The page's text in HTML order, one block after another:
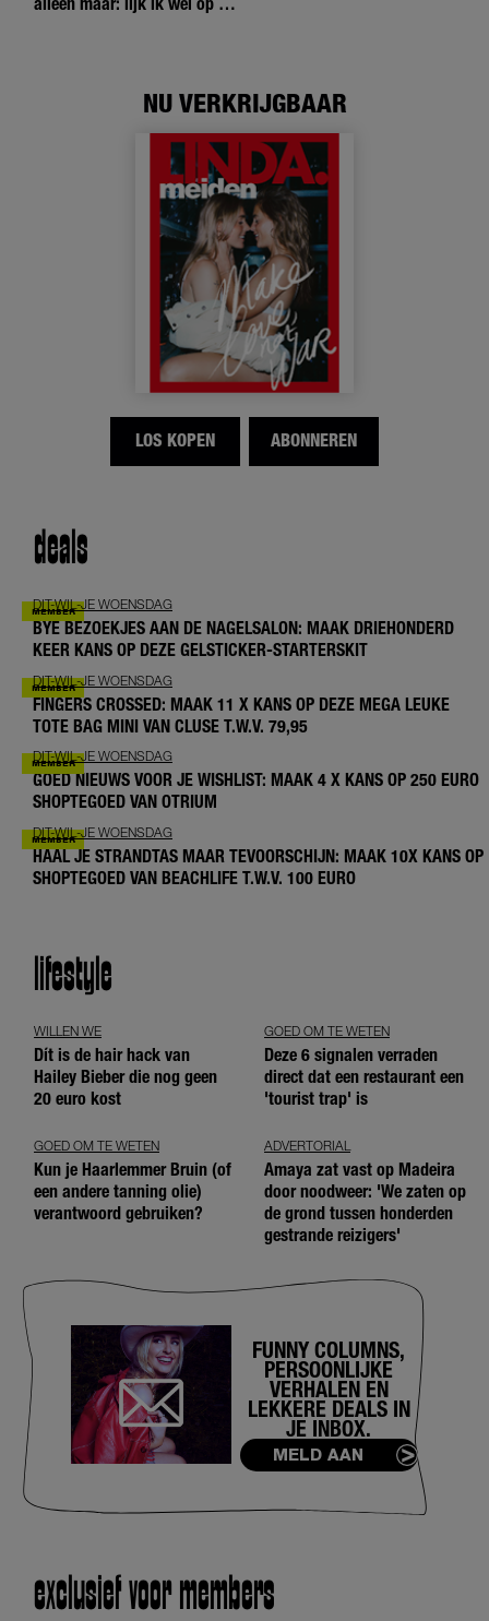
alleen maar: lijk ik wel op de
NU VERKRIJGBAAR
LOS KOPEN ABONNEREN
deals
DIT-WIL-JE WOENSDAG
BYE BEZOEKJES AAN DE NAGELSALON: MAAK DRIEHONDERD
KEER KANS OP DEZE GELSTICKER-STARTERSKIT
DIT-WIL-JE WOENSDAG
FINGERS CROSSED: MAAK 11 X KANS OP DEZE MEGA LEUKE
TOTE BAG MINI VAN CLUSE T.W.V. 79,95
DIT-WIL-JE WOENSDAG
GOED NIEUWS VOOR JE WISHLIST: MAAK 4 X KANS OP 250 EURO
SHOPTEGOED VAN OTRIUM
DIT-WIL-JE WOENSDAG
HAAL JE STRANDTAS MAAR TEVOORSCHIJN: MAAK 10X KANS OP
SHOPTEGOED VAN BEACHLIFE T.W.V. 100 EURO
lifestyle
WILLEN WE
Dít is de hair hack van
Hailey Bieber die nog geen
20 euro kost
GOED OM TE WETEN
Deze 6 signalen verraden
direct dat een restaurant een
'tourist trap' is
GOED OM TE WETEN
Kun je Haarlemmer Bruin (of
een andere tanning olie)
verantwoord gebruiken?
ADVERTORIAL
Amaya zat vast op Madeira
door noodweer: 'We zaten op
de grond tussen honderden
gestrande reizigers'
FUNNY COLUMNS,
PERSOONLIJKE
VERHALEN EN
LEKKERE DEALS IN
JE INBOX.
MELD AAN
exclusief voor members